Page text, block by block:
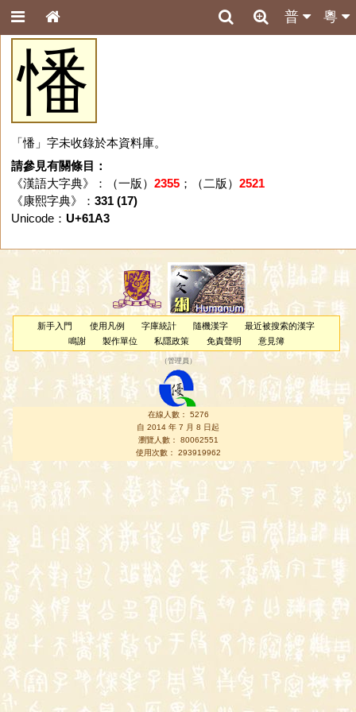
粵
普
憣
「憣」字未收錄於本資料庫。
請參見有關條目：
《漢語大字典》：（一版） 2355；（二版） 2521
《康熙字典》： 331 (17)
Unicode： U+61A3
新手入門 使用凡例 字庫統計 隨機漢字
最近被搜索的漢字
鳴謝
製作單位 私隱政策 免責聲明 意見簿
（管理員 ）
在線人數： 5276
自 2014 年 7 月 8 日起
瀏覽人數： 80062551
使用次數： 293919962